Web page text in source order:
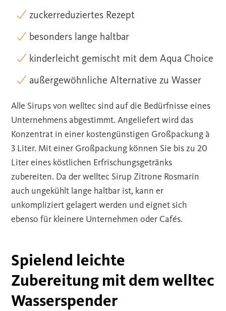
zuckerreduziertes Rezept
besonders lange haltbar
kinderleicht gemischt mit dem Aqua Choice
außergewöhnliche Alternative zu Wasser
Alle Sirups von welltec sind auf die Bedürfnisse eines
Unternehmens abgestimmt. Angeliefert wird das
Konzentrat in einer kostengünstigen Großpackung à
3 Liter. Mit einer Großpackung können Sie bis zu 20
Liter eines köstlichen Erfrischungsgetränks
zubereiten. Da der welltec Sirup Zitrone Rosmarin
auch ungekühlt lange haltbar ist, kann er
unkompliziert gelagert werden und eignet sich
ebenso für kleinere Unternehmen oder Cafés.
Spielend leichte
Zubereitung mit dem welltec
Wasserspender